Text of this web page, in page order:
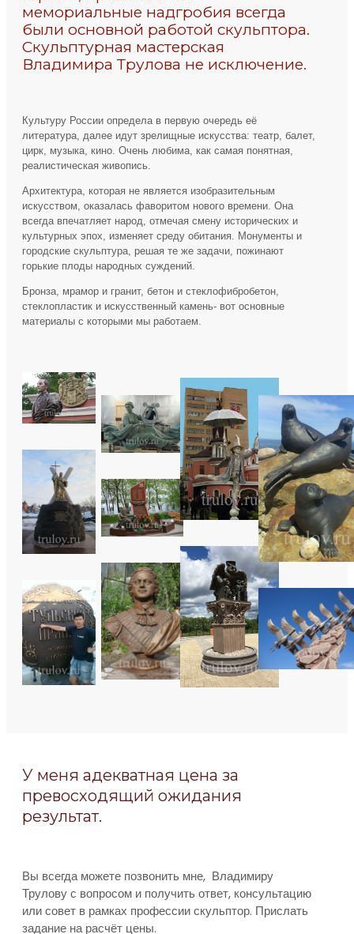
мемориальные надгробия всегда
были основной работой скульптора.
Скульптурная мастерская
Владимира Трулова не исключение.
Культуру России определа в первую очередь её
литература, далее идут зрелищные искусства: театр, балет,
цирк, музыка, кино. Очень любима, как самая понятная,
реалистическая живопись.
Архитектура, которая не является изобразительным
искусством, оказалась фаворитом нового времени. Она
всегда впечатляет народ, отмечая смену исторических и
культурных эпох, изменяет среду обитания. Монументы и
городские скульптура, решая те же задачи, пожинают
горькие плоды народных суждений.
Бронза, мрамор и гранит, бетон и стеклофибробетон,
стеклопластик и искусственный камень- вот основные
материалы с которыми мы работаем.
У меня адекватная цена за
превосходящий ожидания
результат.
Вы всегда можете позвонить мне, Владимиру
Трулову с вопросом и получить ответ, консультацию
или совет в рамках профессии скульптор. Прислать
задание на расчёт цены.